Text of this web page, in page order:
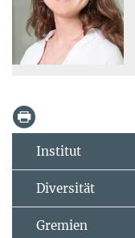
Institut
Diversität
Gremien